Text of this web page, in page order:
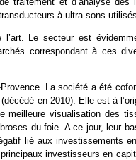
à ultra-sons
Le secteur est
correspondant à ces
La société a été
en 2010). Elle est à
meilleure visualisation des
du foie. A ce jour, leur
lié aux investissements
investisseurs en